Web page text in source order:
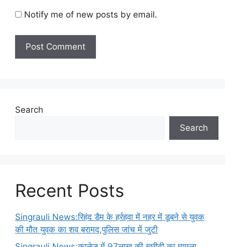
Notify me of new posts by email.
Search
Search
Recent Posts
Singrauli News:रिहंद डैम के हर्रहवा में नहर में डूबने से युवक
की मौत युवक का शव बरामद,पुलिस जांच में जुटी